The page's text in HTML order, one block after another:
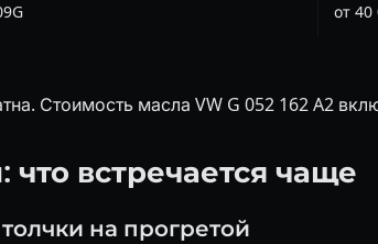
от 40
Стоимость масла VW G 052 162 A2
встречается чаще
на прогретой